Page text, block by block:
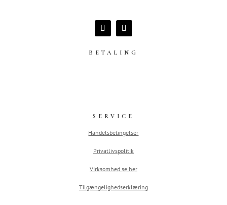
BETALING
SERVICE
Handelsbetingelser
Privatlivspolitik
Virksomhed se her
Tilgængelighedserklæring